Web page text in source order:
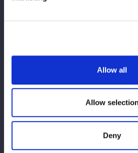
Allow all
Allow
Deny
『STARDOM in
2025/03/28
『プロレスファン
Presents NEW
13